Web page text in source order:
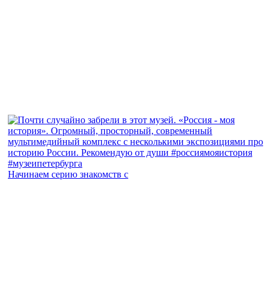
Начинаем серию знакомств с